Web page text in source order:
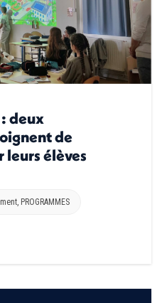
: deux
de
leurs élèves
, PROGRAMMES